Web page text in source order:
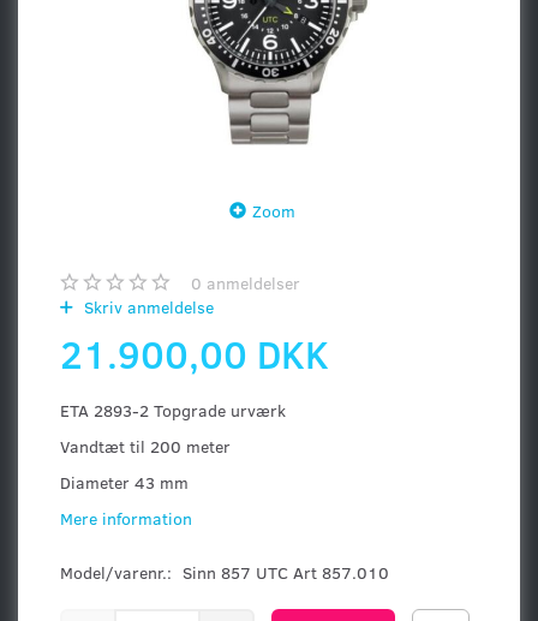
Zoom
0 anmeldelser
Skriv anmeldelse
21.900,00 DKK
ETA 2893-2 Topgrade urværk
Vandtæt til 200 meter
Diameter 43 mm
Mere information
Model/varenr.: Sinn 857 UTC Art 857.010